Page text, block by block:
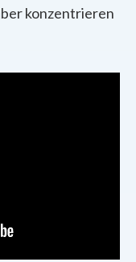
konzentrieren